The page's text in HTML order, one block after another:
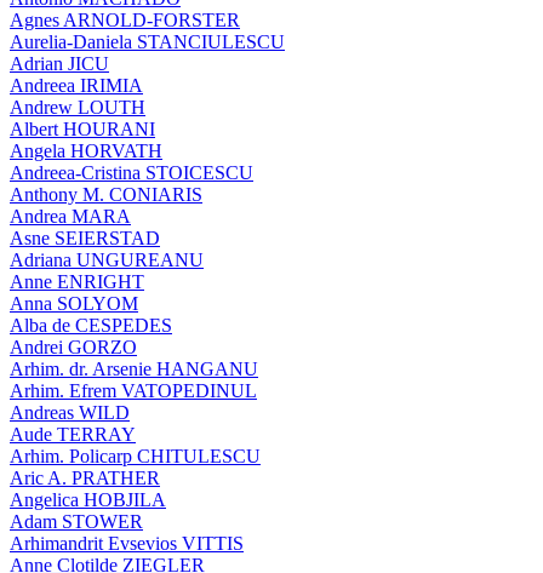
Agnes ARNOLD-FORSTER
Aurelia-Daniela STANCIULESCU
Adrian JICU
Andreea IRIMIA
Andrew LOUTH
Albert HOURANI
Angela HORVATH
Andreea-Cristina STOICESCU
Anthony M. CONIARIS
Andrea MARA
Asne SEIERSTAD
Adriana UNGUREANU
Anne ENRIGHT
Anna SOLYOM
Alba de CESPEDES
Andrei GORZO
Arhim. dr. Arsenie HANGANU
Arhim. Efrem VATOPEDINUL
Andreas WILD
Aude TERRAY
Arhim. Policarp CHITULESCU
Aric A. PRATHER
Angelica HOBJILA
Adam STOWER
Arhimandrit Evsevios VITTIS
Anne Clotilde ZIEGLER